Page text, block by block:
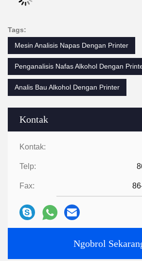
Kontak
Kontak:
Telp:
Fax:
Ngobrol
Tags:
Mesin Analisis Napas Dengan Printer
Penganalisis Nafas Alkohol Dengan
Analis Bau Alkohol Dengan Printer